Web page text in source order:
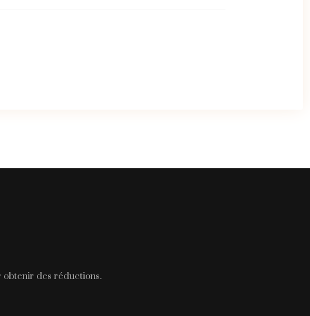
obtenir des réductions.